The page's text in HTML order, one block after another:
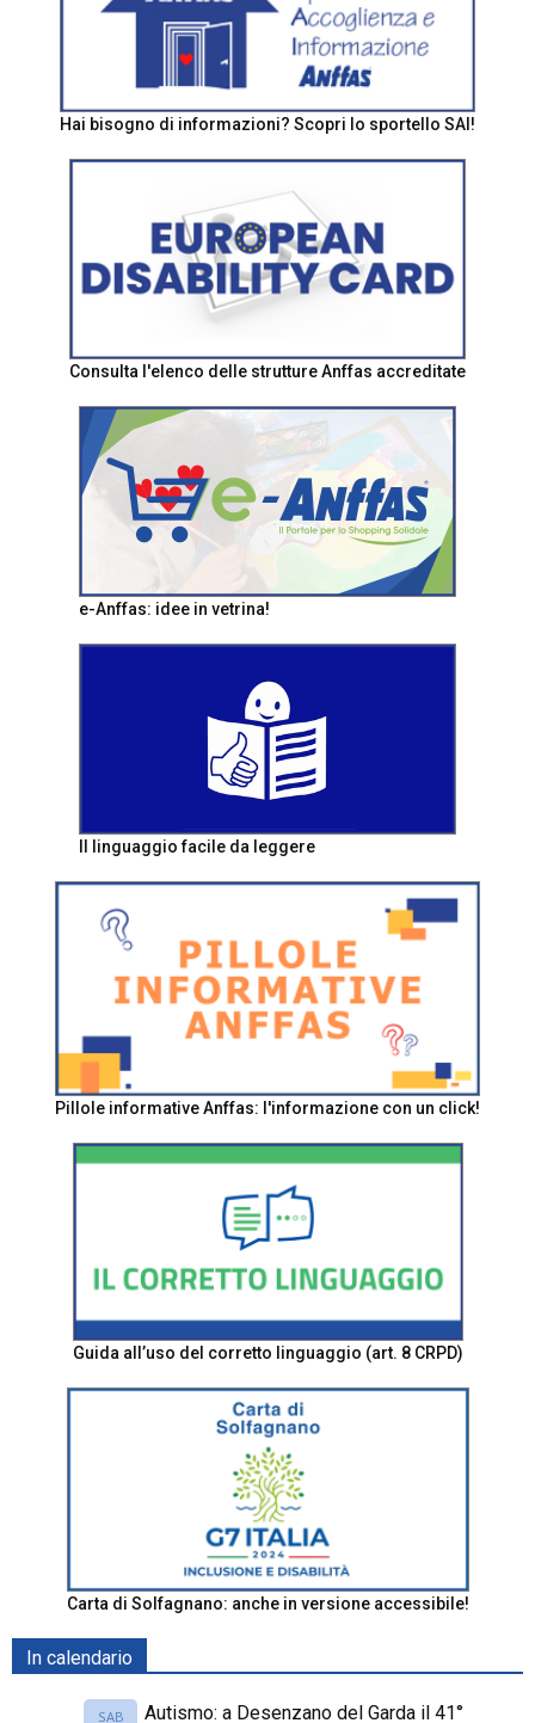
Hai bisogno di informazioni? Scopri lo sportello SAI!
Consulta l'elenco delle strutture Anffas accreditate
e-Anffas: idee in vetrina!
Il linguaggio facile da leggere
Pillole informative Anffas: l'informazione con un click!
Guida all’uso del corretto linguaggio (art. 8 CRPD)
Carta di Solfagnano: anche in versione accessibile!
In calendario
SAB
Autismo: a Desenzano del Garda il 41°